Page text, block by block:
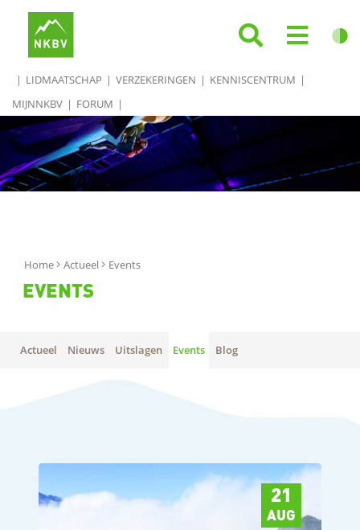
LIDMAATSCHAP VERZEKERINGEN
KENNISCENTRUM
MIJNNKBV
FORUM
Home Actueel Events
EVENTS
Actueel Nieuws Uitslagen Events Blog
21
AUG